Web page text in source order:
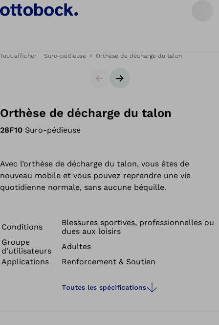
Tout afficher Suro-pédieuse Orthèse de décharge du talon
CarrouselBannière suivante
Orthèse de décharge du talon
28F10 Suro-pédieuse
Avec l’orthèse de décharge du talon, vous êtes de
nouveau mobile et vous pouvez reprendre une vie
quotidienne normale, sans aucune béquille.
Conditions
Blessures sportives, professionnelles ou
dues aux loisirs
Groupe
d'utilisateurs
Adultes
Applications
Renforcement & Soutien
Toutes les spécifications